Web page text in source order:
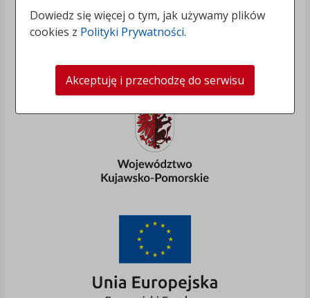
Dowiedz się więcej o tym, jak używamy plików
cookies z Polityki Prywatności.
Akceptuję i przechodzę do serwisu